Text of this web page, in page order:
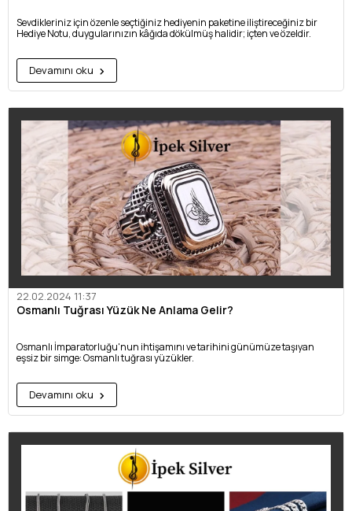
Sevdikleriniz için özenle seçtiğiniz hediyenin paketine iliştireceğiniz bir
Hediye Notu, duygularınızın kâğıda dökülmüş halidir; içten ve özeldir.
Devamını oku
22.02.2024 11:37
Osmanlı Tuğrası Yüzük Ne Anlama Gelir?
Osmanlı İmparatorluğu'nun ihtişamını ve tarihini günümüze taşıyan
eşsiz bir simge: Osmanlı tuğrası yüzükler.
Devamını oku